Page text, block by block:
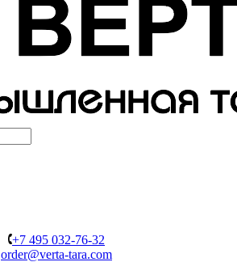
+7 495 032-76-32
order@verta-tara.com